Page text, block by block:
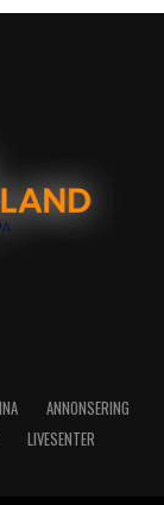
ANNONSERING
LIVESENTER